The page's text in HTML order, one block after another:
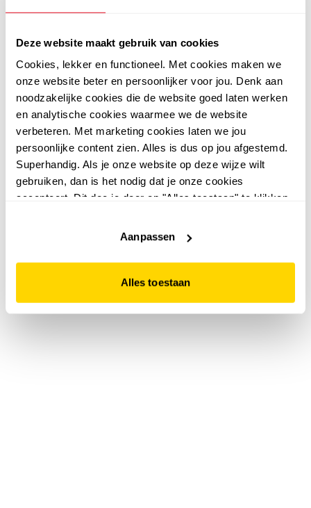
Deze website maakt gebruik van cookies
Cookies, lekker en functioneel. Met cookies maken we
onze website beter en persoonlijker voor jou. Denk aan
noodzakelijke cookies die de website goed laten werken
en analytische cookies waarmee we de website
verbeteren. Met marketing cookies laten we jou
persoonlijke content zien. Alles is dus op jou afgestemd.
Superhandig. Als je onze website op deze wijze wilt
gebruiken, dan is het nodig dat je onze cookies
accepteert. Dit doe je door op "Alles toestaan" te klikken.
website niet optimaal functioneert.
Aanpassen
Alles toestaan